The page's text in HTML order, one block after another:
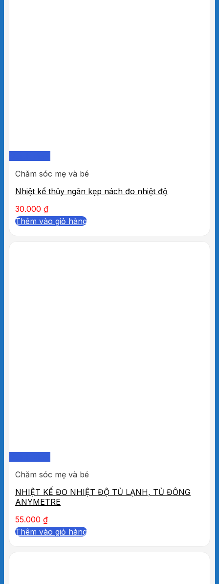
Chăm sóc mẹ và bé
Nhiệt kế thủy ngân kẹp nách đo nhiệt độ
30.000 ₫
Thêm vào giỏ hàng
Chăm sóc mẹ và bé
NHIỆT KẾ ĐO NHIỆT ĐỘ TỦ LẠNH, TỦ ĐÔNG
ANYMETRE
55.000 ₫
Thêm vào giỏ hàng